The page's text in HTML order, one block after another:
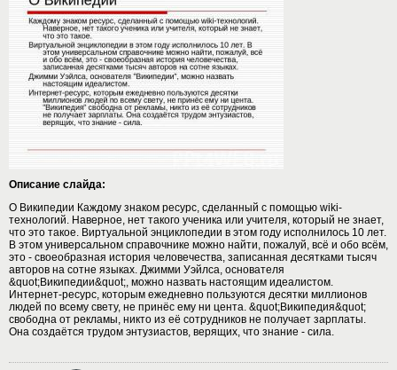
Описание слайда:
О Википедии Каждому знаком ресурс, сделанный с помощью wiki-
технологий. Наверное, нет такого ученика или учителя, который не знает,
что это такое. Виртуальной энциклопедии в этом году исполнилось 10 лет.
В этом универсальном справочнике можно найти, пожалуй, всё и обо всём,
это - своеобразная история человечества, записанная десятками тысяч
авторов на сотне языках. Джимми Уэйлса, основателя
&quot;Википедии&quot;, можно назвать настоящим идеалистом.
Интернет-ресурс, которым ежедневно пользуются десятки миллионов
людей по всему свету, не принёс ему ни цента. &quot;Википедия&quot;
свободна от рекламы, никто из её сотрудников не получает зарплаты.
Она создаётся трудом энтузиастов, верящих, что знание - сила.